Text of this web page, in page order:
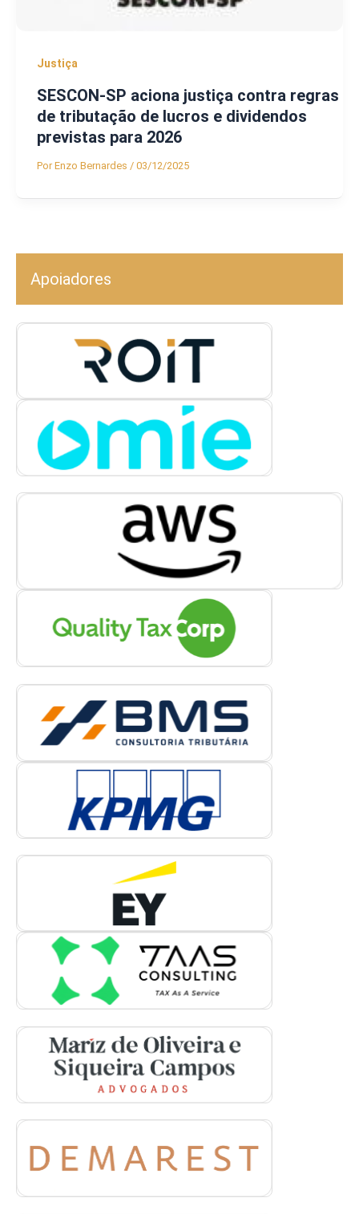
Justiça
SESCON-SP aciona justiça contra regras
de tributação de lucros e dividendos
previstas para 2026
PorEnzo Bernardes / 03/12/2025
Apoiadores